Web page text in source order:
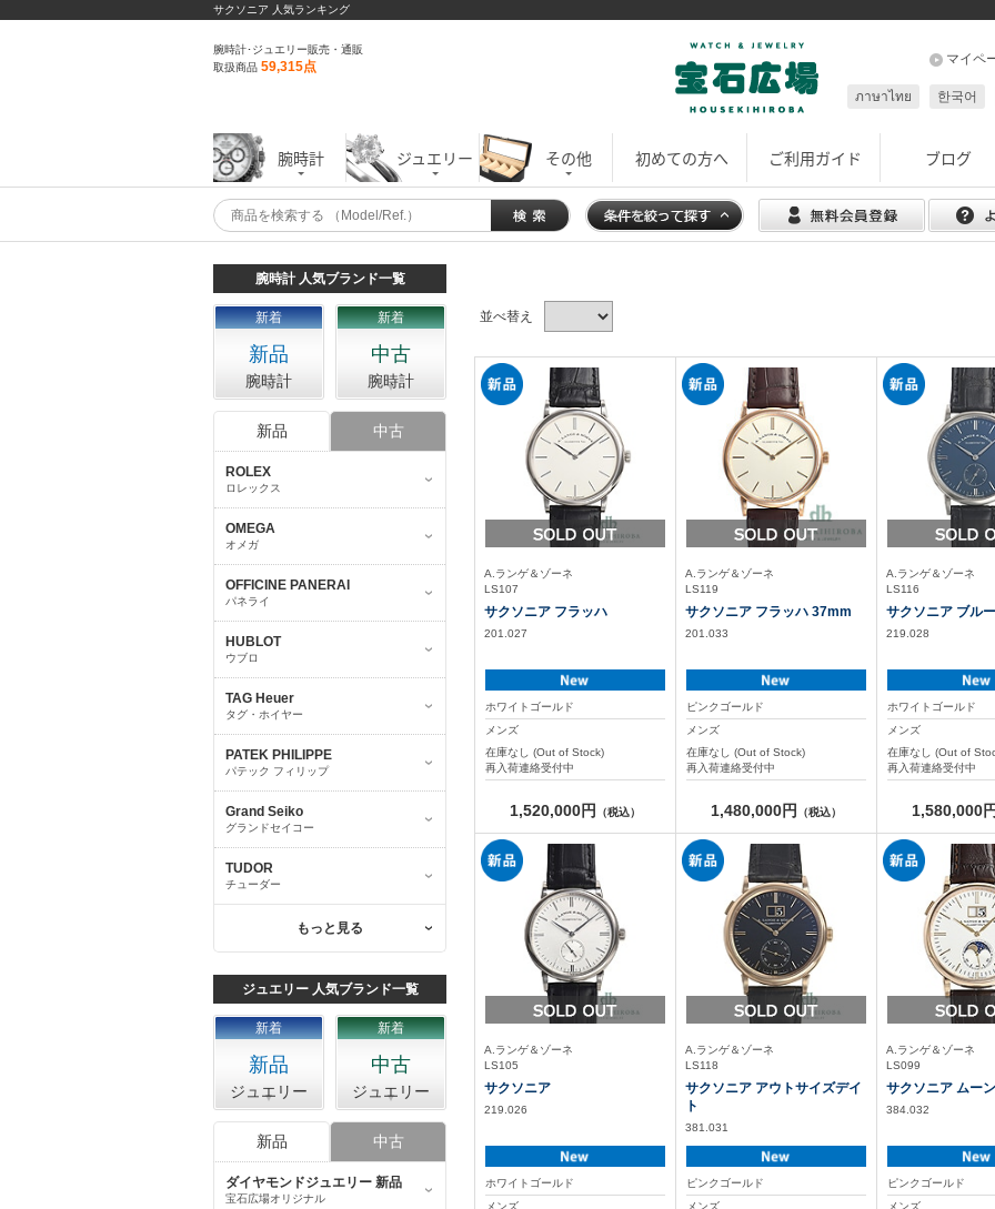
サクソニア 人気ランキング
腕時計･ジュエリー販売・通販
取扱商品 59,315点 マイペ
한국어
ภาษาไทย
腕時計 ジュエリー その他 初めての方へ ご利用ガイド ブログ
並べ替え
A.ランゲ＆ゾーネ
LS107
サクソニア フラッハ
201.027
ホワイトゴールド
メンズ
在庫なし (Out of Stock)
再入荷連絡受付中
1,520,000円 （税込）
A.ランゲ＆ゾーネ
LS119
サクソニア フラッハ 37mm
201.033
ピンクゴールド
メンズ
在庫なし (Out of Stock)
再入荷連絡受付中
1,480,000円 （税込）
A.ランゲ＆ゾーネ
LS116
サクソニア ブル
219.028
ホワイトゴールド
メンズ
在庫なし (Out of
再入荷連絡受付中
1,580,000円
A.ランゲ＆ゾーネ
LS105
サクソニア
219.026
ホワイトゴールド
メンズ
A.ランゲ＆ゾーネ
LS118
サクソニア アウトサイズデイ
ト
381.031
ピンクゴールド
メンズ
A.ランゲ＆ゾーネ
LS099
サクソニア ムー
384.032
ピンクゴールド
メンズ
腕時計 人気ブランド一覧
新着
新品
腕時計
新着
中古
腕時計
新品 中古
ROLEX
ロレックス
OMEGA
オメガ
OFFICINE PANERAI
パネライ
HUBLOT
ウブロ
TAG Heuer
タグ・ホイヤー
PATEK PHILIPPE
パテック フィリップ
Grand Seiko
グランドセイコー
TUDOR
チューダー
もっと見る
ジュエリー 人気ブランド一覧
新着
新品
ジュエリー
新着
中古
ジュエリー
新品 中古
ダイヤモンドジュエリー 新品
宝石広場オリジナル